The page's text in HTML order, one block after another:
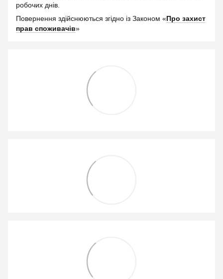
робочих днів.
Повернення здійснюються згідно із Законом «Про захист
прав споживачів»